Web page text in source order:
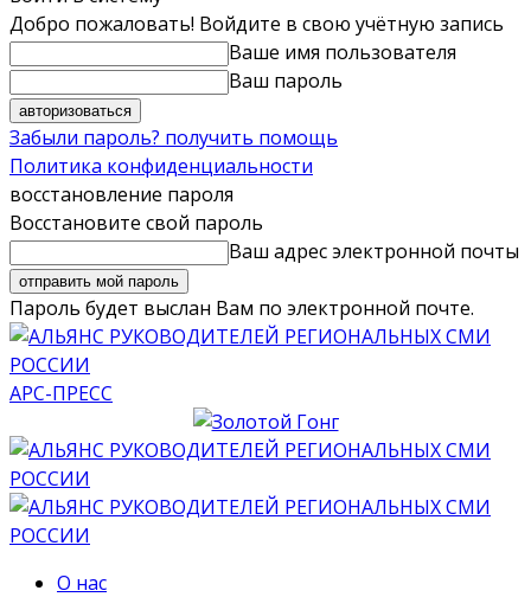
Добро пожаловать! Войдите в свою учётную запись
Ваше имя пользователя
Ваш пароль
Забыли пароль? получить помощь
Политика конфиденциальности
восстановление пароля
Восстановите свой пароль
Ваш адрес электронной почты
Пароль будет выслан Вам по электронной почте.
АРС-ПРЕСС
О нас